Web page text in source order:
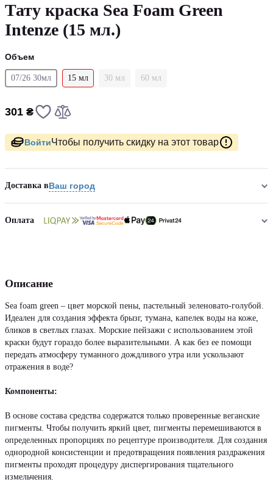
Тату краска Sea Foam Green
Intenze (15 мл.)
Объем
07/26 30мл 15 мл 30 мл 60 мл
301 ₴
ВойтиЧтобы получить скидку на этот товар
Доставка вВаш город
Оплата
Описание
Sea foam green – цвет морской пены, пастельный зеленовато-голубой.
Идеален для создания эффекта брызг, тумана, капелек воды на коже,
бликов в светлых глазах. Морские пейзажи с использованием этой
краски будут гораздо более выразительными. А как без ее помощи
передать атмосферу туманного дождливого утра или ускользают
отражения в воде?
Компоненты:
В основе состава средства содержатся только проверенные веганские
пигменты. Чтобы получить яркий цвет, пигменты перемешиваются в
определенных пропорциях по рецептуре производителя. Для создания
однородной консистенции и предотвращения появления раздражения
пигменты проходят процедуру диспергирования тщательного
измельчения.